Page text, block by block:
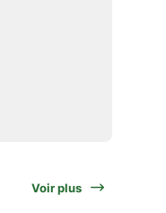
Voir plus